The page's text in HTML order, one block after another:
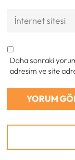
İnternet
sitesi
Daha sonraki
adresim ve site